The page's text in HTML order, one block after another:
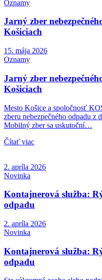
Oznamy
Jarný zber
Košiciach
15. mája 2026
Oznamy
Jarný zber
Košiciach
Mesto Košice a spoločnosť
zberu nebezpečného odpadu z
Mobilný zber sa uskutoční…
Čítať viac
2. apríla 2026
Novinka
Kontajnerová služba:
odpadu
2. apríla 2026
Novinka
Kontajnerová služba:
odpadu